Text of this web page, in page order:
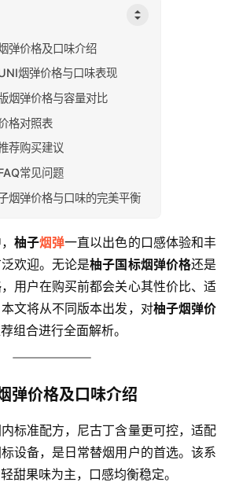
弹价格及口味介绍
烟弹价格与口味表现
烟弹价格与容量对比
格对照表
荐购买建议
常见问题
烟弹价格与口味的完美平衡
柚子烟弹一直以出色的口感体验和丰
欢迎。无论是柚子国标烟弹价格还是
，用户在购买前都会关心其性价比、适
文将从不同版本出发，对柚子烟弹价
组合进行全面解析。
弹价格及口味介绍
标准配方，尼古丁含量更可控，适配
设备，是日常替烟用户的首选。该系
甜果味为主，口感均衡稳定。